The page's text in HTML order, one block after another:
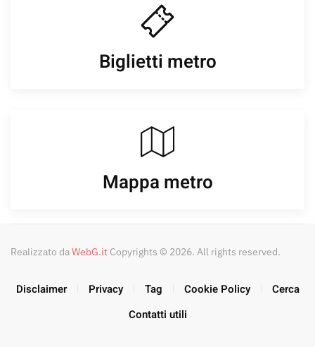
Biglietti metro
Mappa metro
Realizzato daWebG.it Copyrights © 2026. All rights reserved.
Disclaimer Privacy Tag Cookie Policy
Cerca
Contatti utili